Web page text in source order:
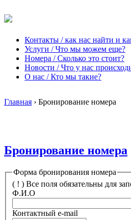
Контакты / как нас найти и
Услуги / Что мы можем еще?
Номера / Сколько это стоит?
Новости / Что у нас
О нас / Кто мы такие?
Главная › Бронирование номера
Бронирование номера
Форма бронирования номера
( ! ) Все поля обязательны для
Ф.И.О
Контактный e-mail